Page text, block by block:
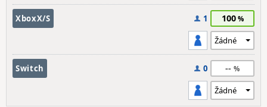
XboxX/S 1 100
Switch 0 --